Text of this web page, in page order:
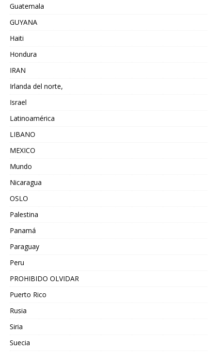
Guatemala
GUYANA
Haiti
Hondura
IRAN
Irlanda del norte,
Israel
Latinoamérica
LIBANO
MEXICO
Mundo
Nicaragua
OSLO
Palestina
Panamá
Paraguay
Peru
PROHIBIDO OLVIDAR
Puerto Rico
Rusia
Siria
Suecia